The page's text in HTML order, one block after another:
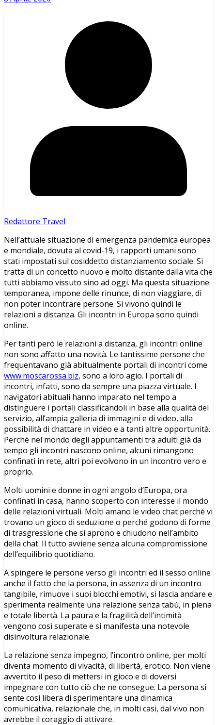
Redattore Travel
Nell’attuale situazione di emergenza pandemica europea
e mondiale, dovuta al covid-19, i rapporti umani sono
stati impostati sul cosiddetto distanziamento sociale. Si
tratta di un concetto nuovo e molto distante dalla vita che
tutti abbiamo vissuto sino ad oggi. Ma questa situazione
temporanea, impone delle rinunce, di non viaggiare, di
non poter incontrare persone. Si vivono quindi le
relazioni a distanza. Gli incontri in Europa sono quindi
online.
Per tanti però le relazioni a distanza, gli incontri online
non sono affatto una novità. Le tantissime persone che
frequentavano già abitualmente portali di incontri come
www.moscarossa.biz, sono a loro agio. I portali di
incontri, infatti, sono da sempre una piazza virtuale. I
navigatori abituali hanno imparato nel tempo a
distinguere i portali classificandoli in base alla qualità del
servizio, all’ampia galleria di immagini e di video, alla
possibilità di chattare in video e a tanti altre opportunità.
Perchè nel mondo degli appuntamenti tra adulti già da
tempo gli incontri nascono online, alcuni rimangono
confinati in rete, altri poi evolvono in un incontro vero e
proprio.
Molti uomini e donne in ogni angolo d’Europa, ora
confinati in casa, hanno scoperto con interesse il mondo
delle relazioni virtuali. Molti amano le video chat perché vi
trovano un gioco di seduzione o perché godono di forme
di trasgressione che si aprono e chiudono nell’ambito
della chat. Il tutto avviene senza alcuna compromissione
dell’equilibrio quotidiano.
A spingere le persone verso gli incontri ed il sesso online
anche il fatto che la persona, in assenza di un incontro
tangibile, rimuove i suoi blocchi emotivi, si lascia andare e
sperimenta realmente una relazione senza tabù, in piena
e totale libertà. La paura e la fragilità dell’intimità
vengono così superate e si manifesta una notevole
disinvoltura relazionale.
La relazione senza impegno, l’incontro online, per molti
diventa momento di vivacità, di libertà, erotico. Non viene
avvertito il peso di mettersi in gioco e di doversi
impegnare con tutto ciò che ne consegue. La persona si
sente così libera di sperimentare una dinamica
comunicativa, relazionale che, in molti casi, dal vivo non
avrebbe il coraggio di attivare.